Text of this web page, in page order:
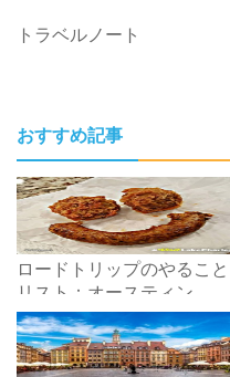
トラベルノート
おすすめ記事
ロードトリップのやること
リスト：オースティン、 テ
キサス州からレイクチャー
ルズまで、 LA